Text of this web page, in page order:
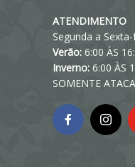
ATENDIMENTO
Segunda a
Verão: 6:00 ÀS
Inverno: 6:00 ÀS
SOMENTE